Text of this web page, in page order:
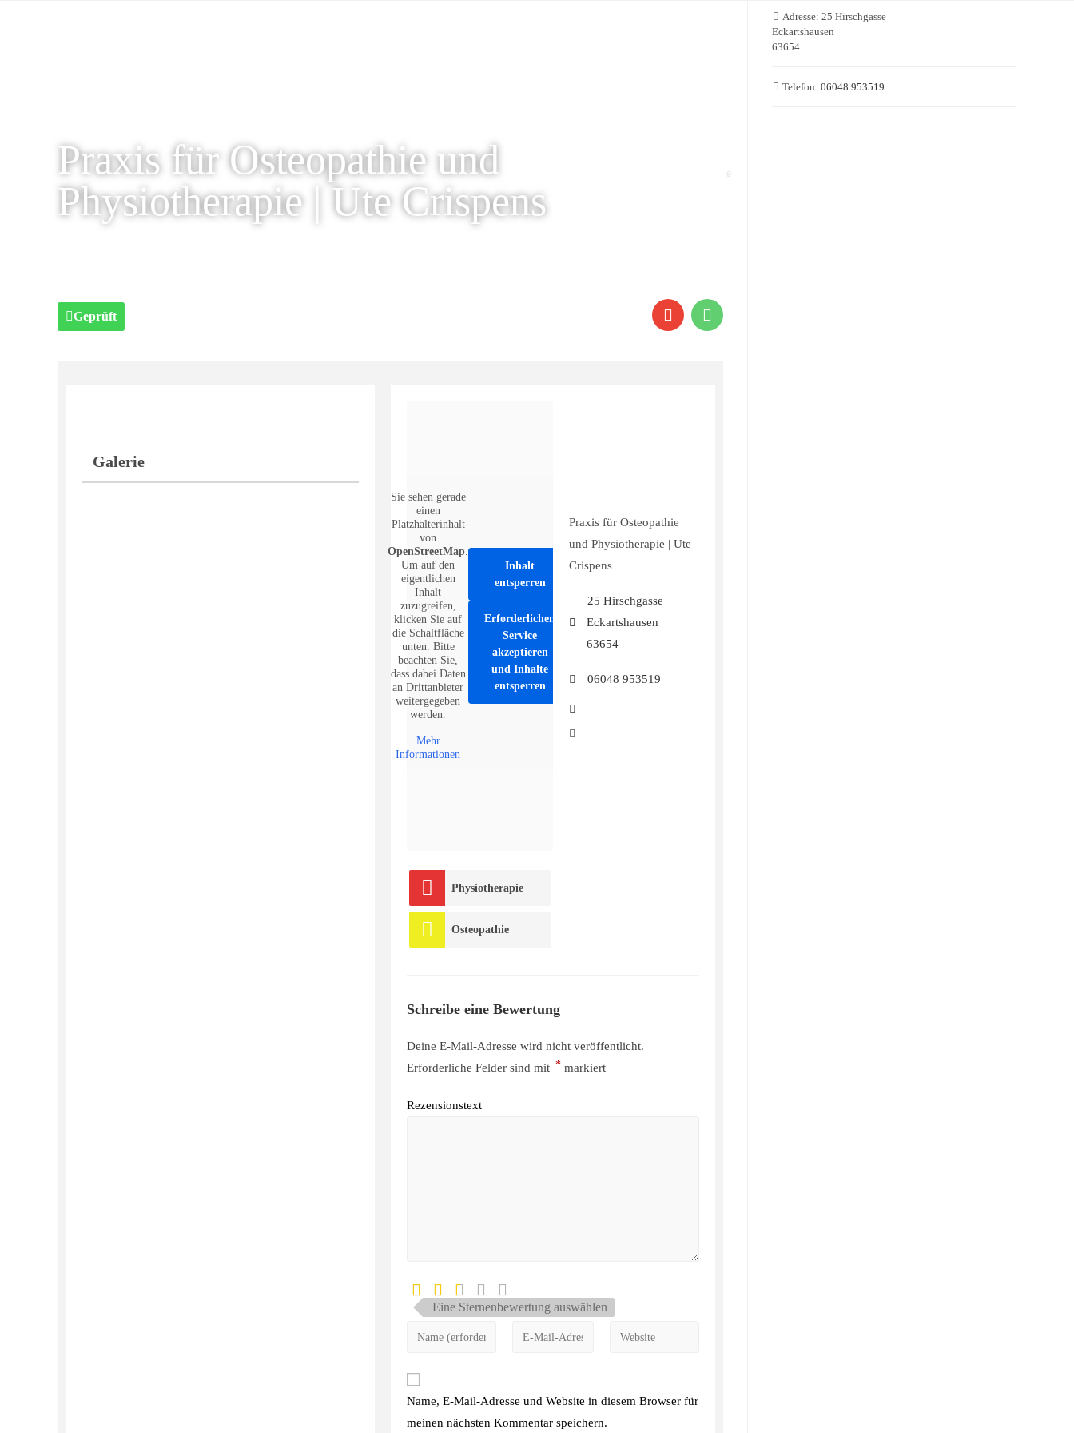
Praxis für Osteopathie und
Physiotherapie | Ute Crispens
Geprüft
Galerie
Sie sehen gerade
einen
Platzhalterinhalt
von
OpenStreetMap.
Um auf den
eigentlichen
Inhalt
zuzugreifen,
klicken Sie auf
die Schaltfläche
unten. Bitte
beachten Sie,
dass dabei Daten
an Drittanbieter
weitergegeben
werden.
Mehr
Informationen
Inhalt
entsperren
Erforderlichen
Service
akzeptieren
und Inhalte
entsperren
Praxis für Osteopathie
und Physiotherapie | Ute
Crispens
25 Hirschgasse
Eckartshausen
63654
06048 953519
Physiotherapie
Osteopathie
Schreibe eine Bewertung
Deine E-Mail-Adresse wird nicht veröffentlicht.
Erforderliche Felder sind mit *markiert
Rezensionstext
Eine Sternenbewertung auswählen
Name, E-Mail-Adresse und Website in diesem Browser für
meinen nächsten Kommentar speichern.
Adresse: 25 Hirschgasse
Eckartshausen
63654
Telefon: 06048 953519